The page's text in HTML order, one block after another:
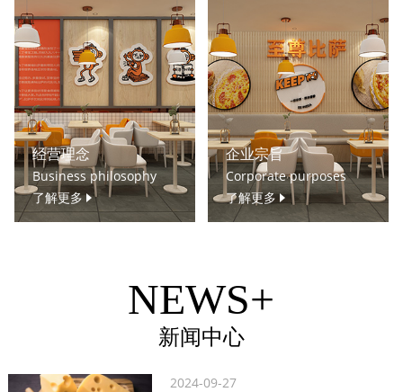
经营理念
Business philosophy
了解更多
企业宗旨
Corporate purposes
了解更多
NEWS+
新闻中心
2024-09-27